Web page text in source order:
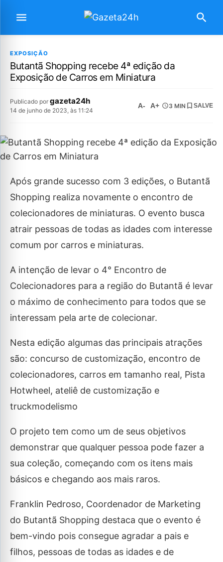
EXPOSIÇÃO
Butantã Shopping recebe 4ª edição da
Exposição de Carros em Miniatura
Publicado por gazeta24h
14 de junho de 2023, às 11:24
A- A+ 3 MIN SALVE
Após grande sucesso com 3 edições, o Butantã
Shopping realiza novamente o encontro de
colecionadores de miniaturas. O evento busca
atrair pessoas de todas as idades com interesse
comum por carros e miniaturas.
A intenção de levar o 4° Encontro de
Colecionadores para a região do Butantã é levar
o máximo de conhecimento para todos que se
interessam pela arte de colecionar.
Nesta edição algumas das principais atrações
são: concurso de customização, encontro de
colecionadores, carros em tamanho real, Pista
Hotwheel, ateliê de customização e
truckmodelismo
O projeto tem como um de seus objetivos
demonstrar que qualquer pessoa pode fazer a
sua coleção, começando com os itens mais
básicos e chegando aos mais raros.
Franklin Pedroso, Coordenador de Marketing
do Butantã Shopping destaca que o evento é
bem-vindo pois consegue agradar a pais e
filhos, pessoas de todas as idades e de